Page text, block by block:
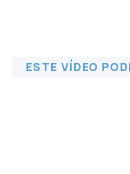
ESTE VÍDEO